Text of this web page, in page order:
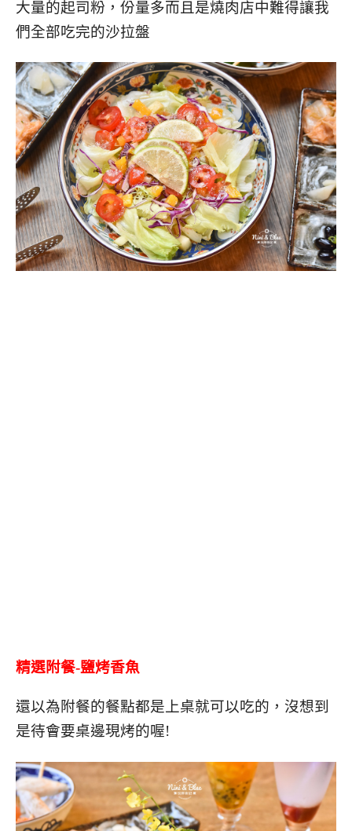
大量的起司粉，份量多而且是燒肉店中難得讓我
們全部吃完的沙拉盤
精選附餐-鹽烤香魚
還以為附餐的餐點都是上桌就可以吃的，沒想到
是待會要桌邊現烤的喔!